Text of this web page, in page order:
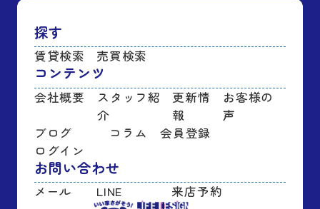
探す
賃貸検索 売買検索
コンテンツ
会社概要
スタッフ紹
介
更新情
報
お客様の
声
ブログ
コラム
会員登録
ログイン
お問い合わせ
メール LINE 来店予約